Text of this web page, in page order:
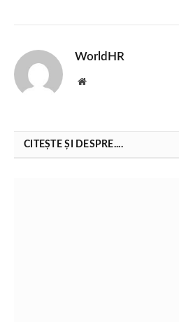
WorldHR
Website
CITEȘTE ȘI DESPRE....